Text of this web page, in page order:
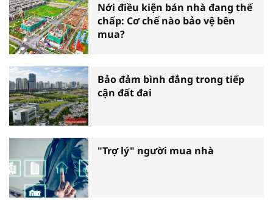
Nới điều kiện bán nhà đang thế
chấp: Cơ chế nào bảo vệ bên
mua?
Bảo đảm bình đẳng trong tiếp
cận đất đai
"Trợ lý" người mua nhà